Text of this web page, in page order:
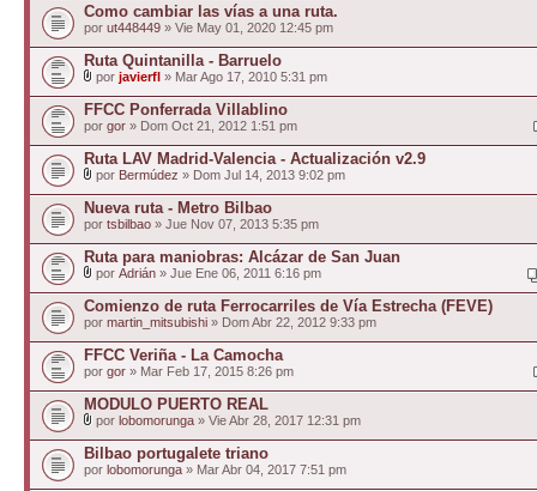
Como cambiar las vías a una ruta.
por ut448449 » Vie May 01, 2020 12:45 pm
Ruta Quintanilla - Barruelo
por javierfl » Mar Ago 17, 2010 5:31 pm
FFCC Ponferrada Villablino
por gor » Dom Oct 21, 2012 1:51 pm
Ruta LAV Madrid-Valencia - Actualización v2.9
por Bermúdez » Dom Jul 14, 2013 9:02 pm
Nueva ruta - Metro Bilbao
por tsbilbao » Jue Nov 07, 2013 5:35 pm
Ruta para maniobras: Alcázar de San Juan
por Adrián » Jue Ene 06, 2011 6:16 pm
Comienzo de ruta Ferrocarriles de Vía Estrecha (FEVE)
por martin_mitsubishi » Dom Abr 22, 2012 9:33 pm
FFCC Veriña - La Camocha
por gor » Mar Feb 17, 2015 8:26 pm
MODULO PUERTO REAL
por lobomorunga » Vie Abr 28, 2017 12:31 pm
Bilbao portugalete triano
por lobomorunga » Mar Abr 04, 2017 7:51 pm